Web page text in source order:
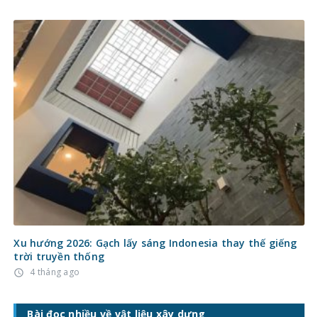
Xu hướng 2026: Gạch lấy sáng Indonesia thay thế giếng
trời truyền thống
access_time 4 tháng ago
Bài đọc nhiều về vật liệu xây dựng